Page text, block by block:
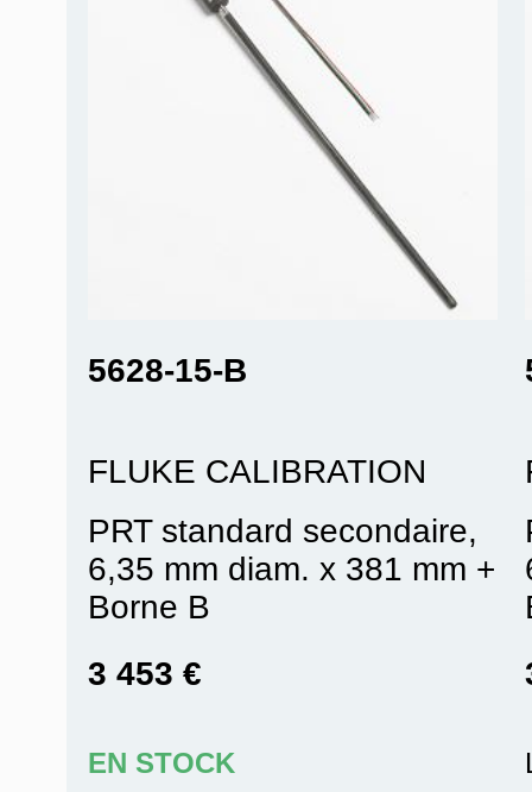
5628-15-B
FLUKE CALIBRATION
PRT standard secondaire,
6,35 mm diam. x 381 mm +
Borne B
3 453 €
EN STOCK